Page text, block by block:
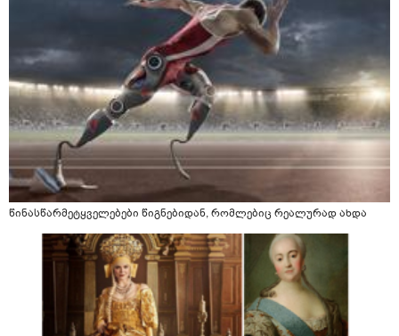
წინასწარმეტყველებები წიგნებიდან, რომლებიც რეალურად ახდა